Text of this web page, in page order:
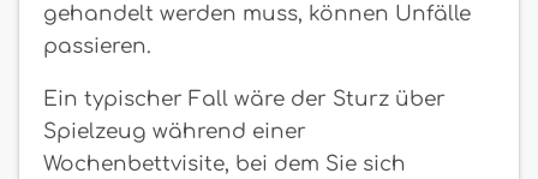
gehandelt werden muss, können Unfälle
passieren.
Ein typischer Fall wäre der Sturz über
Spielzeug während einer
Wochenbettvisite, bei dem Sie sich